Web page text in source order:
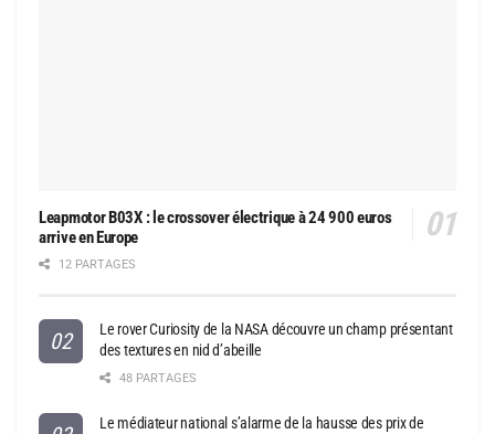
Leapmotor B03X : le crossover électrique à 24 900 euros
arrive en Europe
12 PARTAGES
Le rover Curiosity de la NASA découvre un champ présentant
des textures en nid d’abeille
48 PARTAGES
Le médiateur national s’alarme de la hausse des prix de